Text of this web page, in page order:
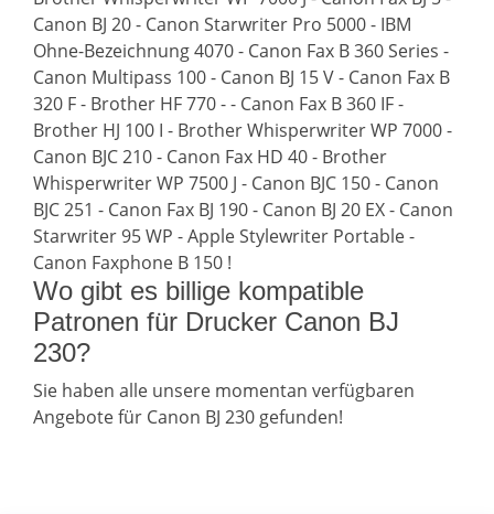
Canon BJ 20 - Canon Starwriter Pro 5000 - IBM
Ohne-Bezeichnung 4070 - Canon Fax B 360 Series -
Canon Multipass 100 - Canon BJ 15 V - Canon Fax B
320 F - Brother HF 770 - - Canon Fax B 360 IF -
Brother HJ 100 I - Brother Whisperwriter WP 7000 -
Canon BJC 210 - Canon Fax HD 40 - Brother
Whisperwriter WP 7500 J - Canon BJC 150 - Canon
BJC 251 - Canon Fax BJ 190 - Canon BJ 20 EX - Canon
Starwriter 95 WP - Apple Stylewriter Portable -
Canon Faxphone B 150 !
Wo gibt es billige kompatible
Patronen für Drucker Canon BJ
230?
Sie haben alle unsere momentan verfügbaren
Angebote für Canon BJ 230 gefunden!